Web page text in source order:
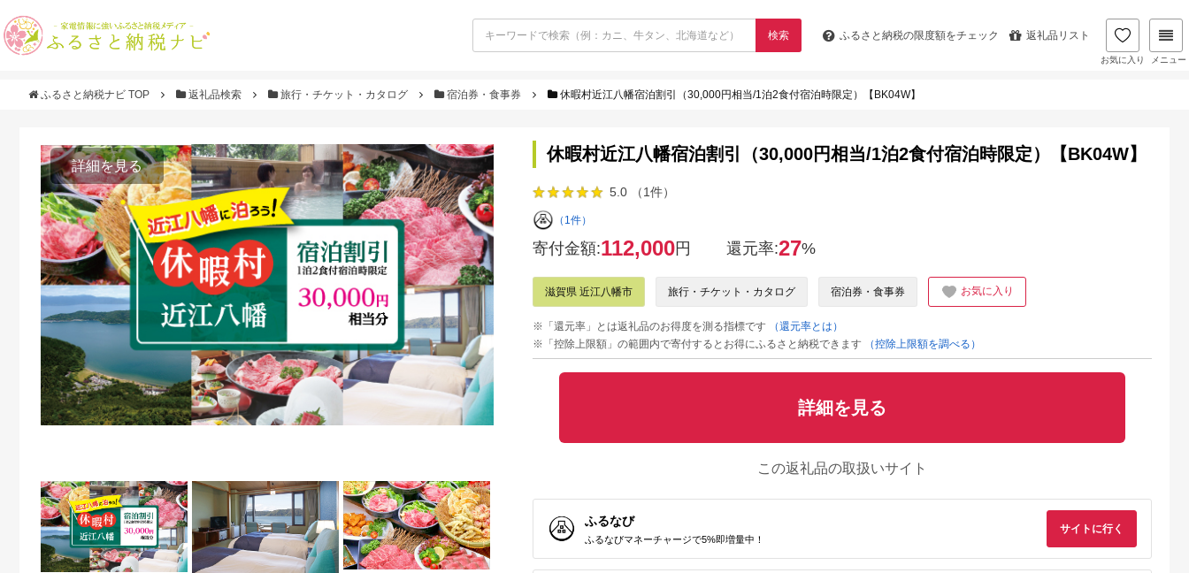
検索 ふるさと納税の限度額をチェック 返礼品リスト
お気に入り メニュー
ふるさと納税ナビ TOP 返礼品検索 旅行・チケット・カタログ 宿泊券・食事券 休暇村近江八幡宿泊割引（30,000円相当/1泊2食付宿泊時限定）【BK04W】
詳細を見る
休暇村近江八幡宿泊割引（30,000円相当/1泊2食付宿泊時限定）【BK04W】
5.0 （1件）
（1件）
寄付金額:112,000円 還元率:27%
滋賀県 近江八幡市 旅行・チケット・カタログ 宿泊券・食事券 お気に入り
※「還元率」とは返礼品のお得度を測る指標です
（還元率とは）
※「控除上限額」の範囲内で寄付するとお得にふるさと納税できます
（控除上限額を調べる）
詳細を見る
この返礼品の取扱いサイト
ふるなび
ふるなびマネーチャージで5%即増量中！
サイトに行く